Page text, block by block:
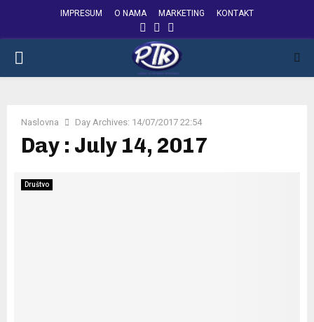
IMPRESUM O NAMA MARKETING KONTAKT
FACEBOOK
INSTAGRAM
PRIMARY
Naslovna Day Archives: 14/07/2017 22:54
Day : July 14, 2017
Društvo